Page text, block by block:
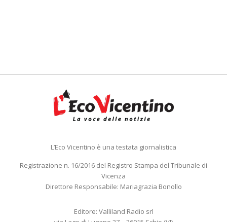
L’Eco Vicentino è una testata giornalistica
Registrazione n. 16/2016 del Registro Stampa del Tribunale di
Vicenza
Direttore Responsabile: Mariagrazia Bonollo
Editore: Valliland Radio srl